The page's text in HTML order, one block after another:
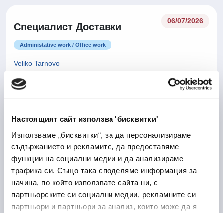
Настоящият сайт използва 'бисквитки'
Използваме „бисквитки“, за да персонализираме
съдържанието и рекламите, да предоставяме
функции на социални медии и да анализираме
трафика си. Също така споделяме информация за
начина, по който използвате сайта ни, с
партньорските си социални медии, рекламните си
партньори и партньори за анализ, които може да я
Специалист Доставки
06/07/2026
Administative work / Office work
Veliko Tarnovo
Оператор производство -
Лекарствени продукти
Dupnitsa